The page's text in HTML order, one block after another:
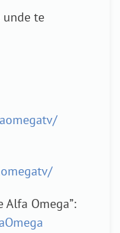
unde te
Alfa Omega”: